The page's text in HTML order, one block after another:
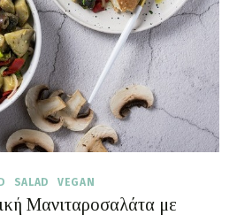
SALAD VEGAN
Μανιταροσαλάτα με